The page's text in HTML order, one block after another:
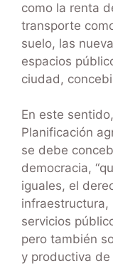
como la renta
transporte
suelo, las
espacios
ciudad,
En este
Planificación
se debe
democracia,
iguales, el
infraestructura,
servicios
pero también
y productiva de